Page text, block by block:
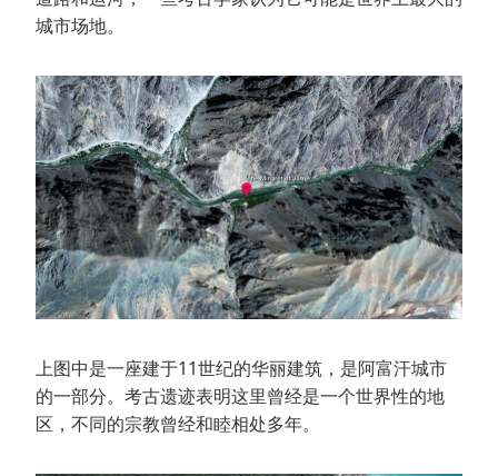
城市场地。
上图中是一座建于11世纪的华丽建筑，是阿富汗城市
的一部分。考古遗迹表明这里曾经是一个世界性的地
区，不同的宗教曾经和睦相处多年。